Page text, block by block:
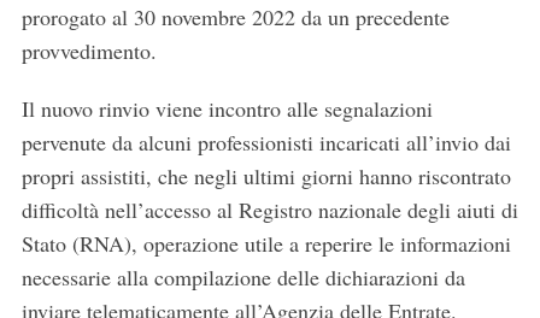
prorogato al 30 novembre 2022 da un precedente
provvedimento.
Il nuovo rinvio viene incontro alle segnalazioni
pervenute da alcuni professionisti incaricati all’invio dai
propri assistiti, che negli ultimi giorni hanno riscontrato
difficoltà nell’accesso al Registro nazionale degli aiuti di
Stato (RNA), operazione utile a reperire le informazioni
necessarie alla compilazione delle dichiarazioni da
inviare telematicamente all’Agenzia delle Entrate.